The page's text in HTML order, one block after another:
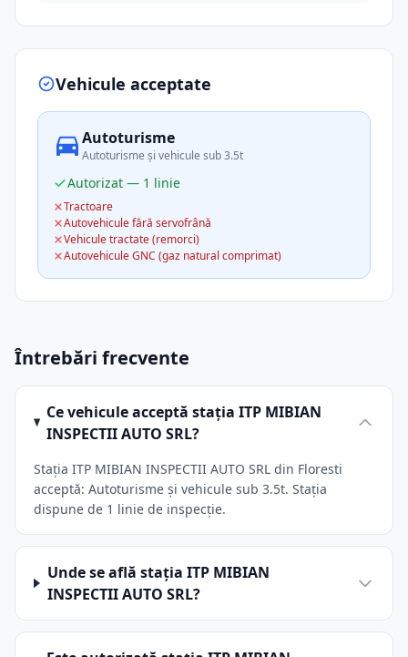
Vehicule acceptate
Autoturisme
Autoturisme și vehicule sub 3.5t
Autorizat — 1 linie
Tractoare
Autovehicule fără servofrână
Vehicule tractate (remorci)
Autovehicule GNC (gaz natural comprimat)
Întrebări frecvente
Ce vehicule acceptă stația ITP MIBIAN
INSPECTII AUTO SRL?
Stația ITP MIBIAN INSPECTII AUTO SRL din Floresti
acceptă: Autoturisme și vehicule sub 3.5t. Stația
dispune de 1 linie de inspecție.
Unde se află stația ITP MIBIAN
INSPECTII AUTO SRL?